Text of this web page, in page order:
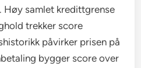
samlet kredittgrense
trekker score
påvirker prisen på
bygger score over